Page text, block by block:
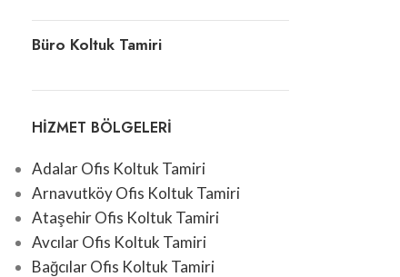
Büro Koltuk Tamiri
HIZMET BÖLGELERI
Adalar Ofis Koltuk Tamiri
Arnavutköy Ofis Koltuk Tamiri
Ataşehir Ofis Koltuk Tamiri
Avcılar Ofis Koltuk Tamiri
Bağcılar Ofis Koltuk Tamiri